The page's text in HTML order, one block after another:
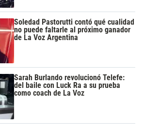
Soledad Pastorutti contó qué cualidad
no puede faltarle al próximo ganador
de La Voz Argentina
Sarah Burlando revolucionó Telefe:
del baile con Luck Ra a su prueba
como coach de La Voz